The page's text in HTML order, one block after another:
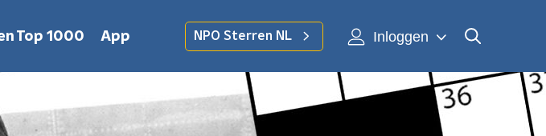
Top 1000 App NPO Sterren NL Inloggen